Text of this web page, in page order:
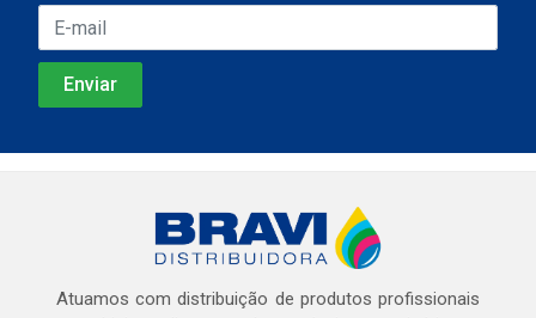
Atuamos com distribuição de produtos profissionais